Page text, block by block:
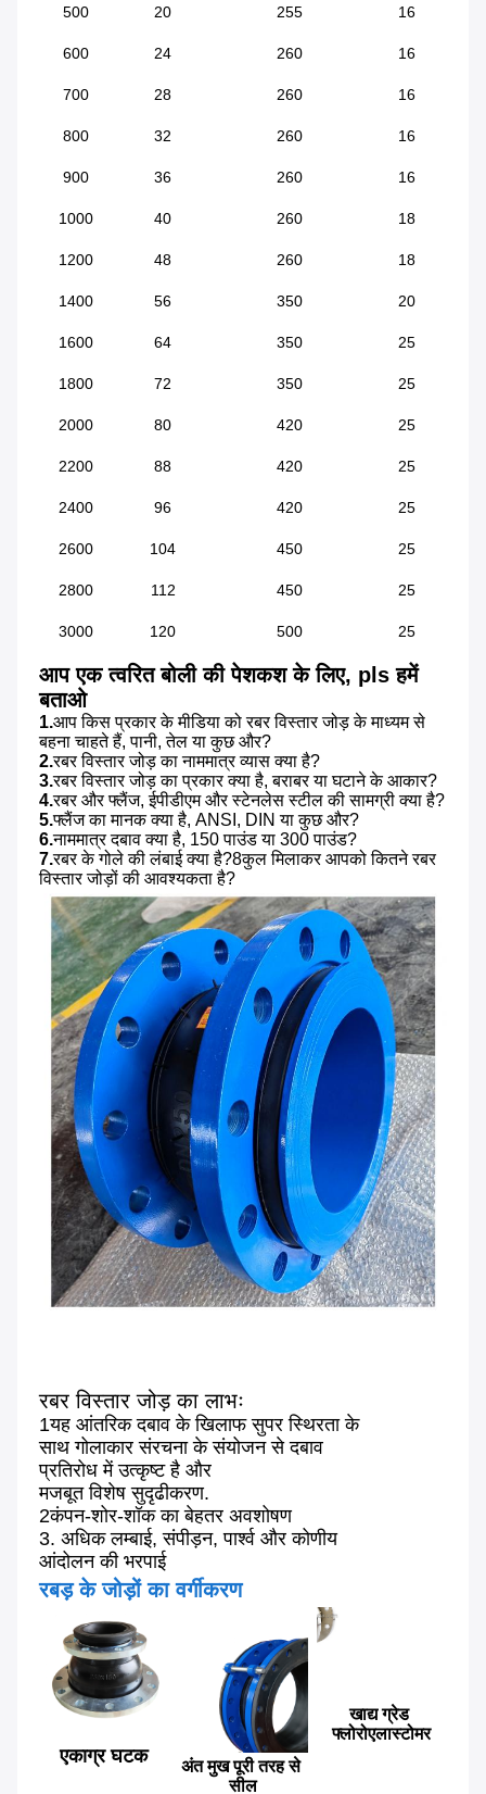
500 20 255 16
600 24 260 16
700 28 260 16
800 32 260 16
900 36 260 16
1000 40 260 18
1200 48 260 18
1400 56 350 20
1600 64 350 25
1800 72 350 25
2000 80 420 25
2200 88 420 25
2400 96 420 25
2600 104 450 25
2800 112 450 25
3000 120 500 25
आप एक त्वरित बोली की पेशकश के लिए, pls हमें
बताओ
1.आप किस प्रकार के मीडिया को रबर विस्तार जोड़ के माध्यम से
बहना चाहते हैं, पानी, तेल या कुछ और?
2.रबर विस्तार जोड़ का नाममात्र व्यास क्या है?
3.रबर विस्तार जोड़ का प्रकार क्या है, बराबर या घटाने के आकार?
4.रबर और फ्लैंज, ईपीडीएम और स्टेनलेस स्टील की सामग्री क्या है?
5.फ्लैंज का मानक क्या है, ANSI, DIN या कुछ और?
6.नाममात्र दबाव क्या है, 150 पाउंड या 300 पाउंड?
7.रबर के गोले की लंबाई क्या है?8कुल मिलाकर आपको कितने रबर
विस्तार जोड़ों की आवश्यकता है?
रबर विस्तार जोड़ का लाभः
1यह आंतरिक दबाव के खिलाफ सुपर स्थिरता के
साथ गोलाकार संरचना के संयोजन से दबाव
प्रतिरोध में उत्कृष्ट है और
मजबूत विशेष सुदृढीकरण.
2कंपन-शोर-शॉक का बेहतर अवशोषण
3. अधिक लम्बाई, संपीड़न, पार्श्व और कोणीय
आंदोलन की भरपाई
रबड़ के जोड़ों का वर्गीकरण
एकाग्र घटक
अंत मुख पूरी तरह से
सील
खाद्य ग्रेड
फ्लोरोएलास्टोमर